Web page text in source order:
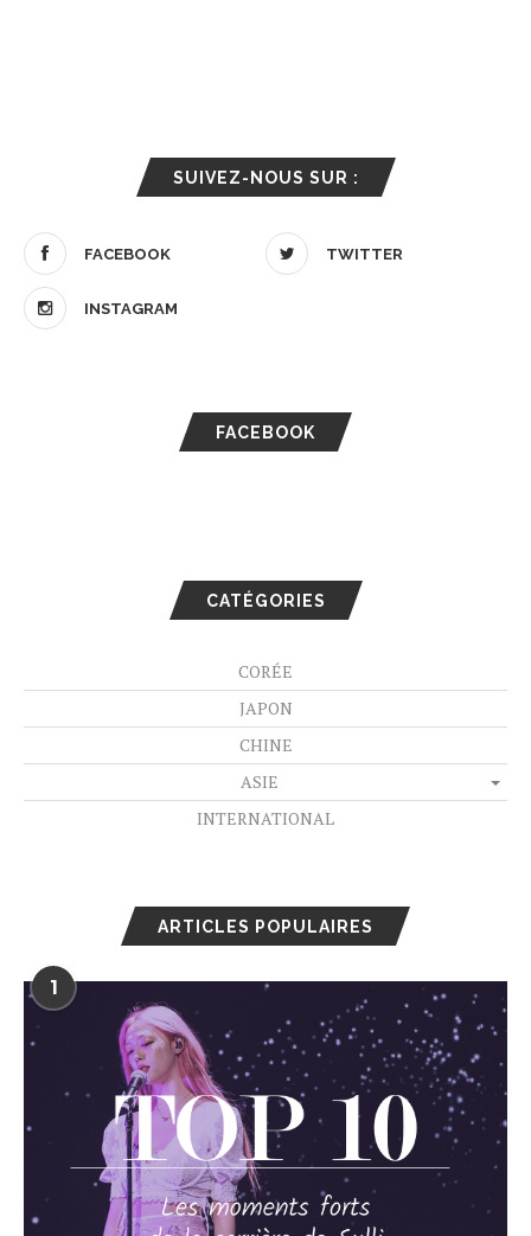
SUIVEZ-NOUS SUR :
FACEBOOK TWITTER
INSTAGRAM
FACEBOOK
CATÉGORIES
CORÉE
JAPON
CHINE
ASIE
INTERNATIONAL
ARTICLES POPULAIRES
1